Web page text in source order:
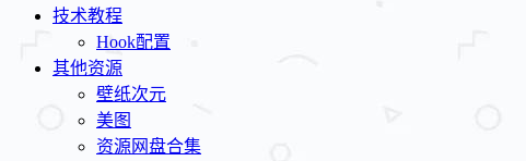
技术教程
Hook配置
其他资源
壁纸次元
美图
资源网盘合集